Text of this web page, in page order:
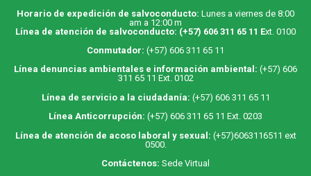
Horario de expedición de salvoconducto: Lunes a viernes de 8:00
am a 12:00 m
Línea de atención de salvoconducto: (+57) 606 311 65 11 Ext. 0100
Conmutador: (+57) 606 311 65 11
Línea denuncias ambientales e información ambiental: (+57) 606
311 65 11 Ext. 0102
Línea de servicio a la ciudadanía: (+57) 606 311 65 11
Línea Anticorrupción: (+57) 606 311 65 11 Ext. 0203
Línea de atención de acoso laboral y sexual: (+57)6063116511 ext
0500.
Contáctenos: Sede Virtual